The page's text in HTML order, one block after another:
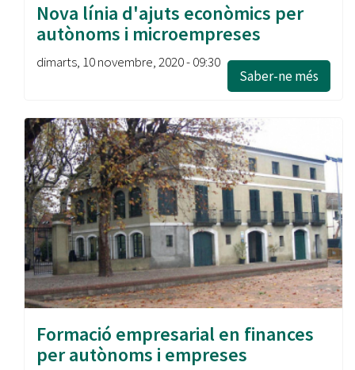
Nova línia d'ajuts econòmics per
autònoms i microempreses
dimarts, 10 novembre, 2020 - 09:30
Saber-ne més
Formació empresarial en finances
per autònoms i empreses